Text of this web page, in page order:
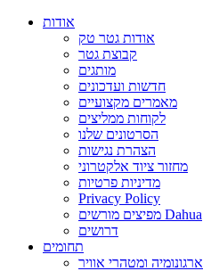
אודות
אודות גטר טק
קבוצת גטר
מותגים
חדשות ועדכונים
מאמרים מקצועיים
לקוחות ממליצים
הסרטונים שלנו
הצהרת נגישות
מחזור ציוד אלקטרוני
מדיניות פרטיות
Privacy Policy
מפיצים מורשים Dahua
דרושים
תחומים
ארגונומיה ומטהרי אוויר